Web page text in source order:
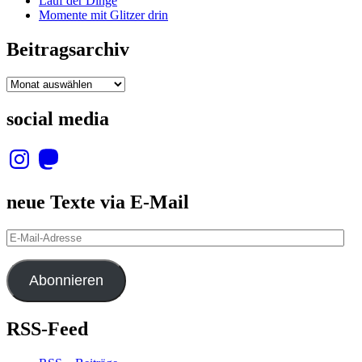
Momente mit Glitzer drin
Beitragsarchiv
Beitragsarchiv
social media
InstagramMastodon
neue Texte via E-Mail
E-
Mail-
Adresse
Abonnieren
RSS-Feed